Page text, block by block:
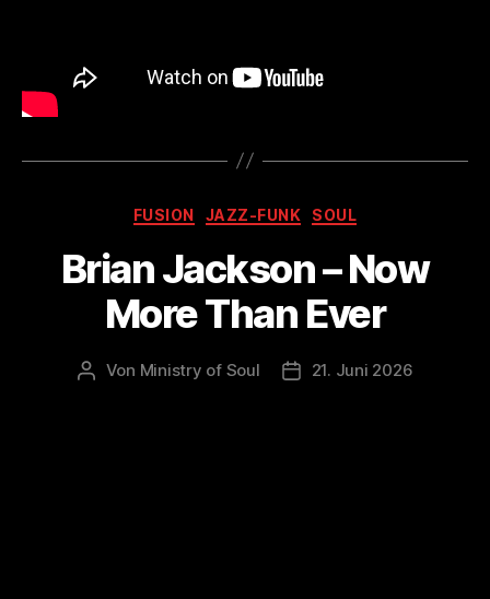
Kategorien
FUSION JAZZ-FUNK SOUL
Brian Jackson – Now
More Than Ever
Beitragsautor
Von Ministry of Soul Veröffentlichungsdatum
21. Juni 2026